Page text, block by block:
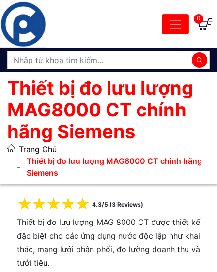
0
Thiết bị đo lưu lượng
MAG8000 CT chính
hãng Siemens
Trang Chủ
Thiết bị đo lưu lượng MAG8000 CT chính hãng
Siemens
☆
☆
☆
☆
☆ 4.3/5 (3 Reviews)
Thiết bị đo lưu lượng MAG 8000 CT được thiết kế
đặc biệt cho các ứng dụng nước độc lập như khai
thác, mạng lưới phân phối, đo lường doanh thu và
tưới tiêu.